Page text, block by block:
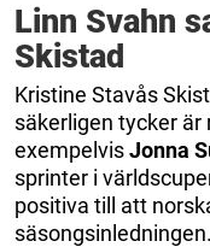
Linn Svahn
Skistad
Kristine Stavås
säkerligen tycker
exempelvisJonna
sprinter i
positiva till att
säsongsinledningen.